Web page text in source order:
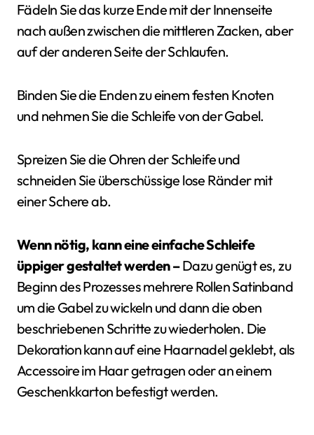
Fädeln Sie das kurze Ende mit der Innenseite
nach außen zwischen die mittleren Zacken, aber
auf der anderen Seite der Schlaufen.
Binden Sie die Enden zu einem festen Knoten
und nehmen Sie die Schleife von der Gabel.
Spreizen Sie die Ohren der Schleife und
schneiden Sie überschüssige lose Ränder mit
einer Schere ab.
Wenn nötig, kann eine einfache Schleife
üppiger gestaltet werden –Dazu genügt es, zu
Beginn des Prozesses mehrere Rollen Satinband
um die Gabel zu wickeln und dann die oben
beschriebenen Schritte zu wiederholen. Die
Dekoration kann auf eine Haarnadel geklebt, als
Accessoire im Haar getragen oder an einem
Geschenkkarton befestigt werden.